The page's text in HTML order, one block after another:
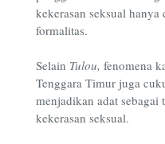
kekerasan seksual
formalitas.
Selain Tulou, fenomena
Tenggara Timur juga
menjadikan adat
kekerasan seksual.